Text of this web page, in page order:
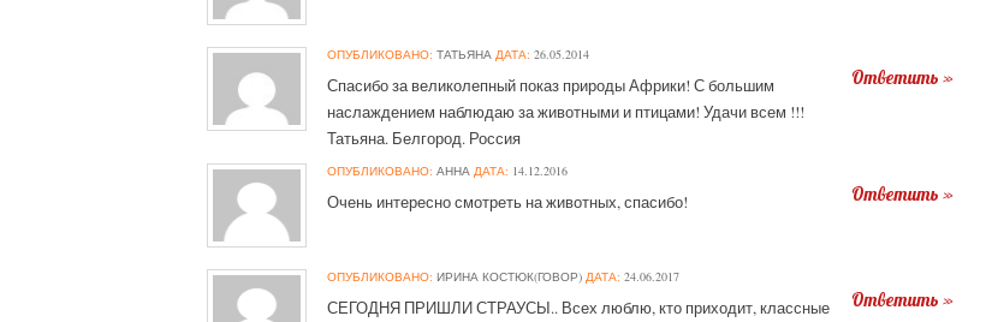
ОПУБЛИКОВАНО: ТАТЬЯНА ДАТА: 26.05.2014
Спасибо за великолепный показ природы Африки! С большим
наслаждением наблюдаю за животными и птицами! Удачи всем !!!
Татьяна. Белгород. Россия
Ответить »
ОПУБЛИКОВАНО: АННА ДАТА: 14.12.2016
Очень интересно смотреть на животных, спасибо! Ответить »
ОПУБЛИКОВАНО: ИРИНА КОСТЮК(ГОВОР) ДАТА: 24.06.2017
СЕГОДНЯ ПРИШЛИ СТРАУСЫ.. Всех люблю, кто приходит, классные
Ответить »